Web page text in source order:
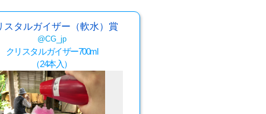
スタルガイザー（軟水）賞
@CG_jp
クリスタルガイザー700ml
（24本入）